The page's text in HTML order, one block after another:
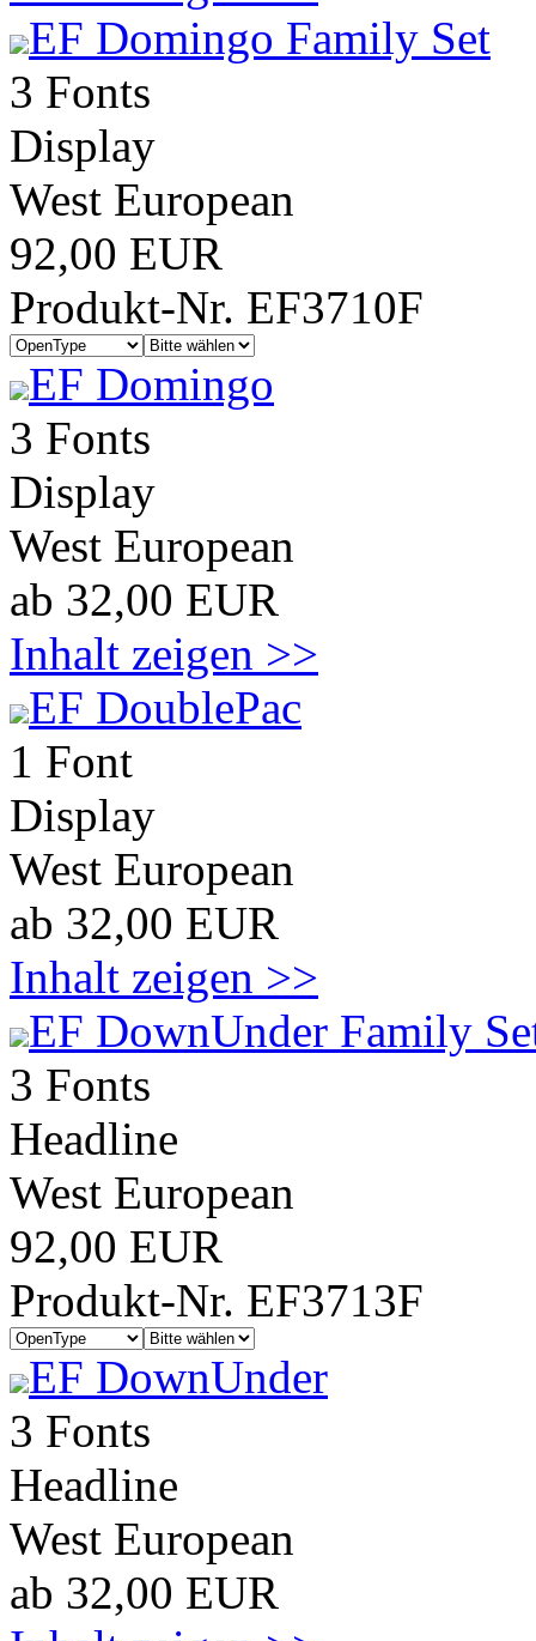
EF Domingo Family Set
3 Fonts
Display
West European
92,00 EUR
Produkt-Nr. EF3710F
EF Domingo
3 Fonts
Display
West European
ab 32,00 EUR
Inhalt zeigen >>
EF DoublePac
1 Font
Display
West European
ab 32,00 EUR
Inhalt zeigen >>
EF DownUnder Family
3 Fonts
Headline
West European
92,00 EUR
Produkt-Nr. EF3713F
EF DownUnder
3 Fonts
Headline
West European
ab 32,00 EUR